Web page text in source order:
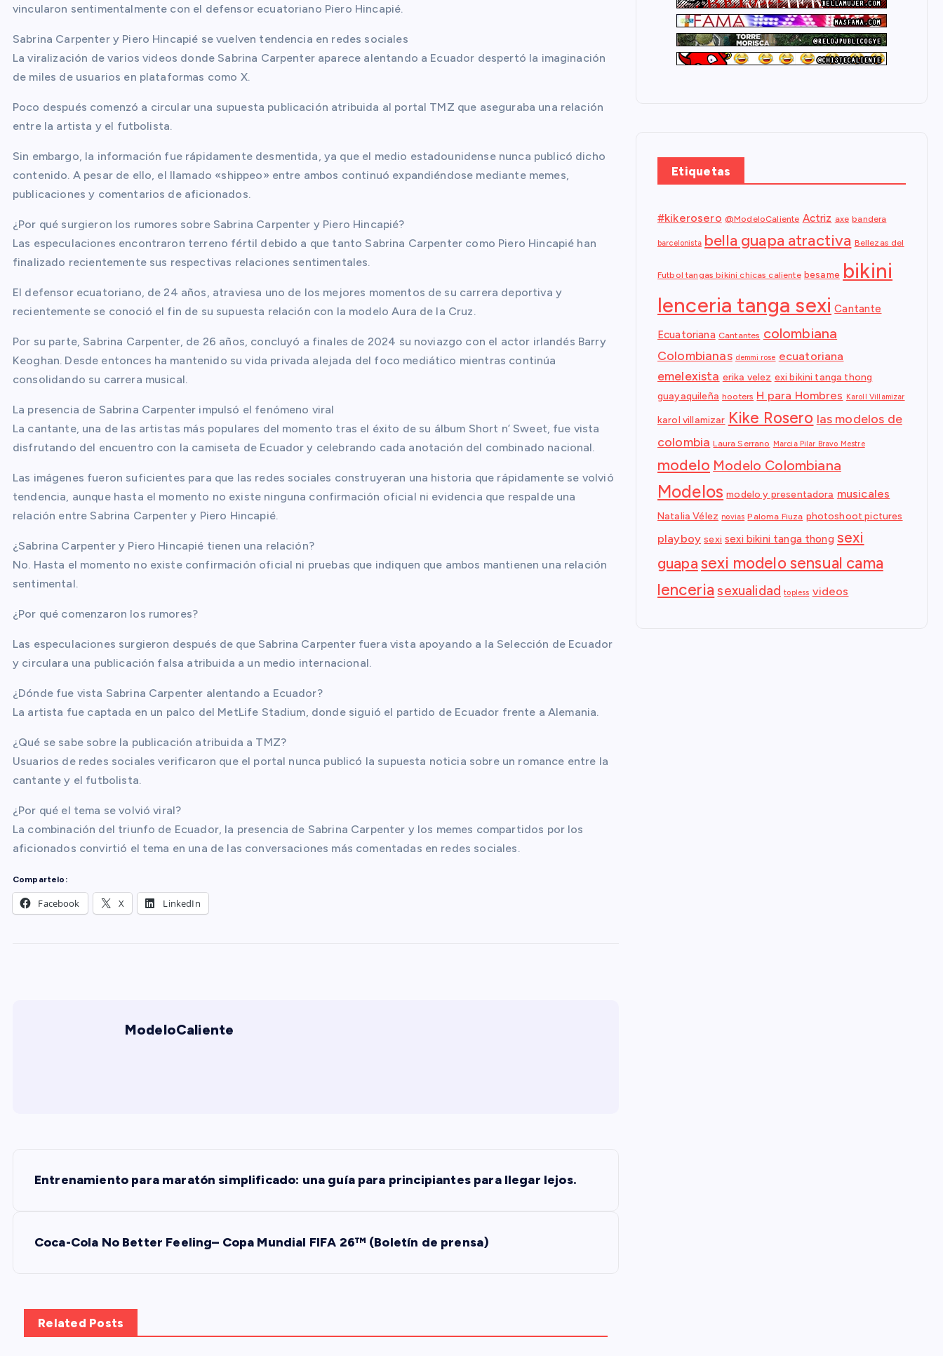
vincularon sentimentalmente con el defensor ecuatoriano Piero Hincapié.
Sabrina Carpenter y Piero Hincapié se vuelven tendencia en redes sociales
La viralización de varios videos donde Sabrina Carpenter aparece alentando a Ecuador despertó la imaginación
de miles de usuarios en plataformas como X.
Poco después comenzó a circular una supuesta publicación atribuida al portal TMZ que aseguraba una relación
entre la artista y el futbolista.
Sin embargo, la información fue rápidamente desmentida, ya que el medio estadounidense nunca publicó dicho
contenido. A pesar de ello, el llamado «shippeo» entre ambos continuó expandiéndose mediante memes,
publicaciones y comentarios de aficionados.
¿Por qué surgieron los rumores sobre Sabrina Carpenter y Piero Hincapié?
Las especulaciones encontraron terreno fértil debido a que tanto Sabrina Carpenter como Piero Hincapié han
finalizado recientemente sus respectivas relaciones sentimentales.
El defensor ecuatoriano, de 24 años, atraviesa uno de los mejores momentos de su carrera deportiva y
recientemente se conoció el fin de su supuesta relación con la modelo Aura de la Cruz.
Por su parte, Sabrina Carpenter, de 26 años, concluyó a finales de 2024 su noviazgo con el actor irlandés Barry
Keoghan. Desde entonces ha mantenido su vida privada alejada del foco mediático mientras continúa
consolidando su carrera musical.
La presencia de Sabrina Carpenter impulsó el fenómeno viral
La cantante, una de las artistas más populares del momento tras el éxito de su álbum Short n’ Sweet, fue vista
disfrutando del encuentro con la camiseta de Ecuador y celebrando cada anotación del combinado nacional.
Las imágenes fueron suficientes para que las redes sociales construyeran una historia que rápidamente se volvió
tendencia, aunque hasta el momento no existe ninguna confirmación oficial ni evidencia que respalde una
relación entre Sabrina Carpenter y Piero Hincapié.
¿Sabrina Carpenter y Piero Hincapié tienen una relación?
No. Hasta el momento no existe confirmación oficial ni pruebas que indiquen que ambos mantienen una relación
sentimental.
¿Por qué comenzaron los rumores?
Las especulaciones surgieron después de que Sabrina Carpenter fuera vista apoyando a la Selección de Ecuador
y circulara una publicación falsa atribuida a un medio internacional.
¿Dónde fue vista Sabrina Carpenter alentando a Ecuador?
La artista fue captada en un palco del MetLife Stadium, donde siguió el partido de Ecuador frente a Alemania.
¿Qué se sabe sobre la publicación atribuida a TMZ?
Usuarios de redes sociales verificaron que el portal nunca publicó la supuesta noticia sobre un romance entre la
cantante y el futbolista.
¿Por qué el tema se volvió viral?
La combinación del triunfo de Ecuador, la presencia de Sabrina Carpenter y los memes compartidos por los
aficionados convirtió el tema en una de las conversaciones más comentadas en redes sociales.
Compartelo:
Facebook X LinkedIn
ModeloCaliente
NEntrenamiento para maratón simplificado: una guía para principiantes para llegar lejos.
Coca-Cola No Better Feeling– Copa Mundial FIFA 26™ (Boletín de prensa)
Related Posts
Etiquetas
#kikerosero @ModeloCaliente Actriz axe bandera
barcelonista bella guapa atractiva Bellezas del
Futbol tangas bikini chicas caliente besame bikini
lenceria tanga sexi Cantante
Ecuatoriana Cantantes colombiana
Colombianas demmi rose ecuatoriana
emelexista erika velez exi bikini tanga thong
guayaquileña hooters H para Hombres Karoll Villamizar
karol villamizar Kike Rosero las modelos de
colombia Laura Serrano Marcia Pilar Bravo Mestre
modelo Modelo Colombiana
Modelos modelo y presentadora musicales
Natalia Vélez novias Paloma Fiuza photoshoot pictures
playboy sexi sexi bikini tanga thong sexi
guapa sexi modelo sensual cama
lenceriasexualidad topless videos